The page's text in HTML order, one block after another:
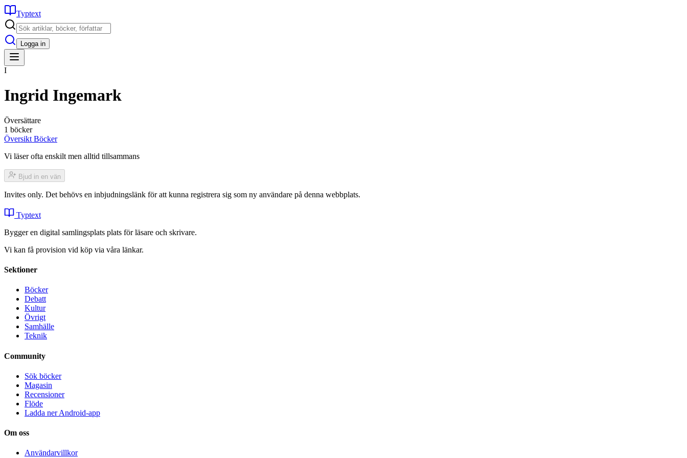
Typtext
Logga in
I
Ingrid Ingemark
Översättare
1 böcker
Översikt Böcker
Vi läser ofta enskilt men alltid tillsammans
Bjud in en vän
Invites only. Det behövs en inbjudningslänk för att kunna registrera sig som ny användare på denna webbplats.
Typtext
Bygger en digital samlingsplats plats för läsare och skrivare.
Vi kan få provision vid köp via våra länkar.
Sektioner
Böcker
Debatt
Kultur
Övrigt
Samhälle
Teknik
Community
Sök böcker
Magasin
Recensioner
Flöde
Ladda ner Android-app
Om oss
Användarvillkor